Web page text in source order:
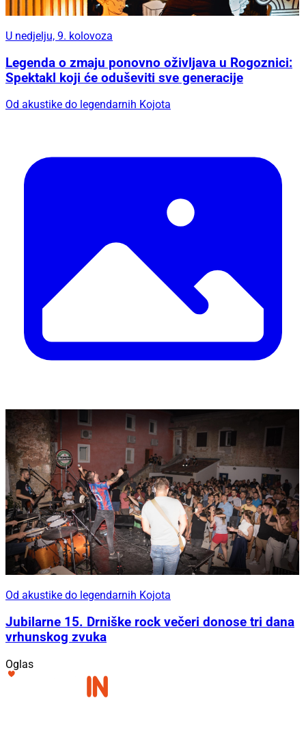
U nedjelju, 9. kolovoza
Legenda o zmaju ponovno oživljava u Rogoznici:
Spektakl koji će oduševiti sve generacije
Od akustike do legendarnih Kojota
Od akustike do legendarnih Kojota
Jubilarne 15. Drniške rock večeri donose tri dana
vrhunskog zvuka
Oglas